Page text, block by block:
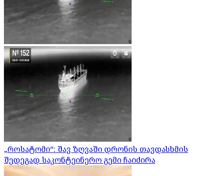
„როსატომი“: შავ ზღვაში დრონის თავდასხმის
შედეგად საკონტეინერო გემი ჩაიძირა